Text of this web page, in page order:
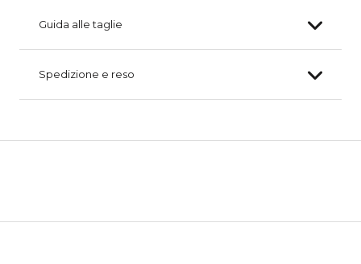
Guida alle taglie
Spedizione e reso